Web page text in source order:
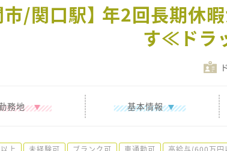
市/関口駅】 年2回長期休
す≪ドラ
務地 基本情報